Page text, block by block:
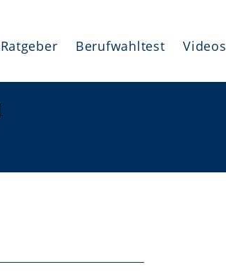
Ratgeber Berufwahltest Videos